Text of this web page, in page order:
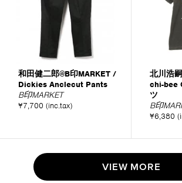
和田健二郎@B印MARKET /
Dickies Anclecut Pants
B印MARKET
¥7,700 (inc.tax)
北川浩
chi-bee
ツ
B印
¥6,380
VIEW MORE